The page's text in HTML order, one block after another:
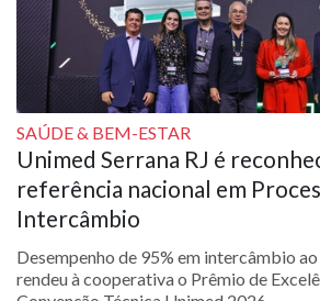
SAÚDE & BEM-ESTAR
Unimed Serrana RJ é
referência nacional em
Intercâmbio
Desempenho de 95% em intercâmbio
rendeu à cooperativa o Prêmio de